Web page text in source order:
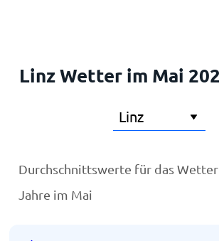
Linz Wetter im Mai
Durchschnittswerte für das
Jahre im Mai